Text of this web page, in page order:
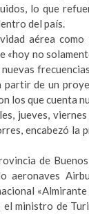
lo que
del país.
aérea
no
de un
los que cuenta
jueves,
encabezó la
de
ministro de